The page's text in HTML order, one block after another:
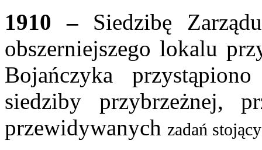
1910 – Siedzibę
obszerniejszego lokalu
Bojańczyka
siedziby przybrzeżnej,
przewidywanych zadań